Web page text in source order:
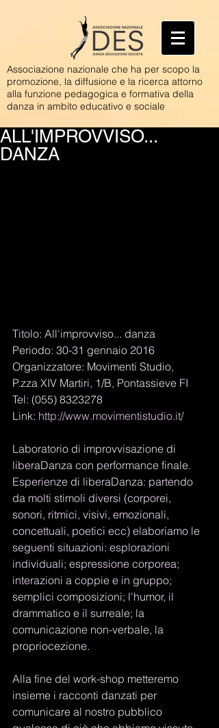
Associazione nazionale che ha per scopo la
promozione, la diffusione e la ricerca attorno
alla funzione pedagogica e formativa della
danza in ambito educativo e sociale
ALL'IMPROVVISO...
DANZA
Titolo: All'improvviso... danza
Periodo: 30-31 gennaio 2016
Organizzatore: Movimenti Studio,
P.zza XIV Martiri, 1/B, Pontassieve FI
Tel: (055) 8323278
Link: http://www.movimentistudio.it/
Laboratorio di improvvisazione di
liberaDanza con performance finale.
Esperienze di liberaDanza: partendo
da molti stimoli diversi (corporei,
sonori, ritmici, visivi, emozionali,
concettuali, poetici ecc) elaboriamo le
seguenti situazioni: esplorazioni
individuali; espressione corporea;
interazioni a coppie e in gruppo;
semplici composizioni; l'humor, il
drammatico e il surreale; la
comunicazione non-verbale, la
propriocezione.
Alla fine del work-shop metteremo
insieme i racconti danzati per
comunicare al nostro pubblico